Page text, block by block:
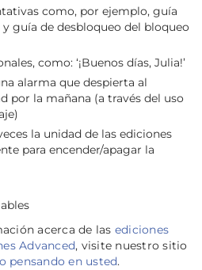
como, por ejemplo, guía
guía de desbloqueo del bloqueo
como: ‘¡Buenos días, Julia!’
alarma que despierta al
por la mañana (a través del uso
la unidad de las ediciones
para encender/apagar la
acerca de las ediciones
Advanced, visite nuestro sitio
pensando en usted.